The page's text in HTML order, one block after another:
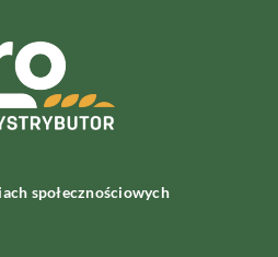
społecznościowych